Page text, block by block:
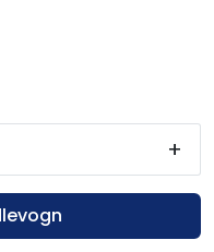
+